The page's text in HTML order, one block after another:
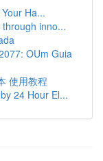
Ha...
inno...
OUm Guia
使用教程
24 Hour El...